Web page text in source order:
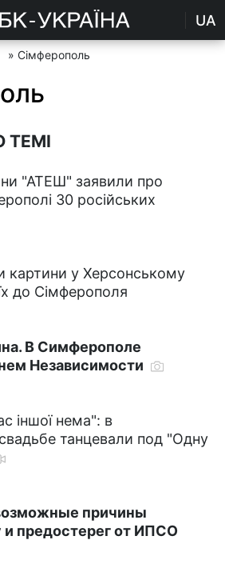
UA
» Сімферополь
ТЕМІ
"АТЕШ" заявили про
30 російських
картини у Херсонському
до Сімферополя
В Симферополе
Независимости
іншої нема": в
танцевали под "Одну
причины
предостерег от ИПСО